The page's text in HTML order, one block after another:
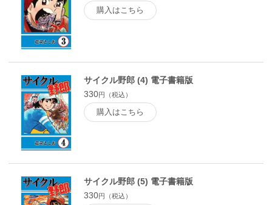
購入はこちら
サイクル野郎 (4) 電子書籍版
330円（税込）
購入はこちら
サイクル野郎 (5) 電子書籍版
330円（税込）